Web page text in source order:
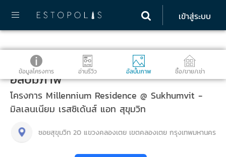
เข้าสู่ระบบ
ข้อมูลโครงการ อ่านรีวิว อัลบั้มภาพ ซื้อ/ขาย/เช่า
อัลบั้มภาพ
โครงการ Millennium Residence @ Sukhumvit -
มิลเลนเนียม เรสซิเด้นส์ แอท สุขุมวิท
ซอยสุขุมวิท 20 แขวงคลองเตย เขตคลองเตย กรุงเทพมหานคร